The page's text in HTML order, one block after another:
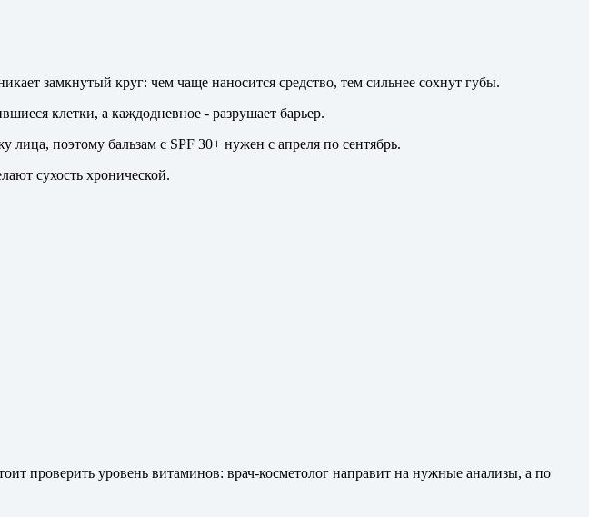
замкнутый круг: чем чаще наносится средство, тем сильнее сохнут губы.
клетки, а каждодневное - разрушает барьер.
лица, поэтому бальзам с SPF 30+ нужен с апреля по сентябрь.
сухость хронической.
проверить уровень витаминов: врач-косметолог направит на нужные анализы, а по